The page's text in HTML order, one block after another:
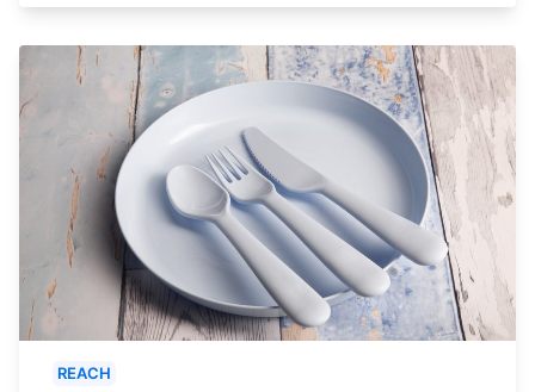
REACH